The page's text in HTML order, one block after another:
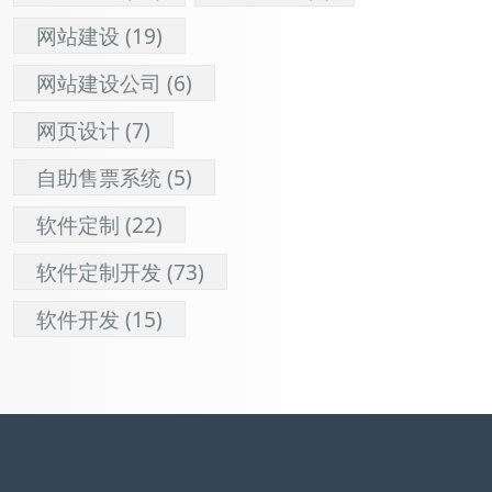
网站建设 (19)
网站建设公司 (6)
网页设计(7)
自助售票系统(5)
软件定制 (22)
软件定制开发 (73)
软件开发 (15)